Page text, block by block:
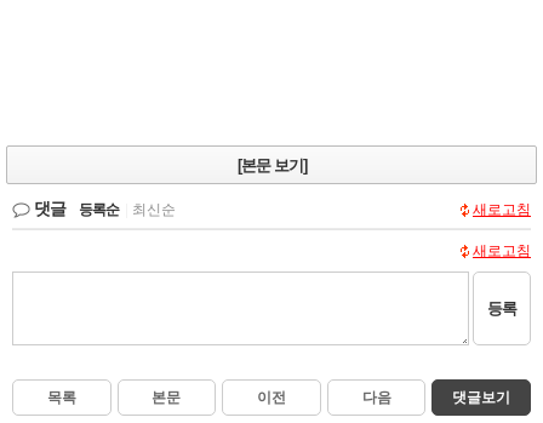
[본문 보기]
댓글 등록순 최신순 새로고침
새로고침
등록
목록 본문 이전 다음 댓글보기